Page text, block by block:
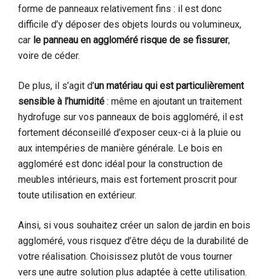
forme de panneaux relativement fins : il est donc
difficile d’y déposer des objets lourds ou volumineux,
car le panneau en aggloméré risque de se fissurer,
voire de céder.
De plus, il s’agit d’un matériau qui est particulièrement
sensible à l’humidité : même en ajoutant un traitement
hydrofuge sur vos panneaux de bois aggloméré, il est
fortement déconseillé d’exposer ceux-ci à la pluie ou
aux intempéries de manière générale. Le bois en
aggloméré est donc idéal pour la construction de
meubles intérieurs, mais est fortement proscrit pour
toute utilisation en extérieur.
Ainsi, si vous souhaitez créer un salon de jardin en bois
aggloméré, vous risquez d’être déçu de la durabilité de
votre réalisation. Choisissez plutôt de vous tourner
vers une autre solution plus adaptée à cette utilisation.